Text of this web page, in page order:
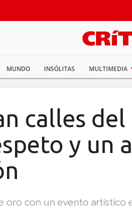
MUNDO INSÓLITAS MULTIMEDIA
calles del
y un
oro con un evento artístico